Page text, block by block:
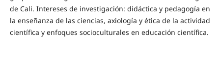
de Cali. Intereses de investigación: didáctica y pedagogía en
la enseñanza de las ciencias, axiología y ética de la actividad
científica y enfoques socioculturales en educación científica.